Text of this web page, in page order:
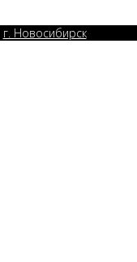
г. Новосибирск